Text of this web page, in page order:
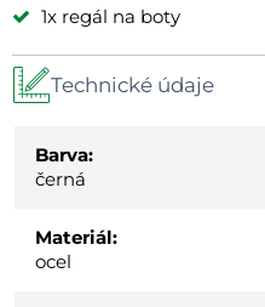
1x regál na boty
Technické údaje
Barva:
černá
Materiál:
ocel